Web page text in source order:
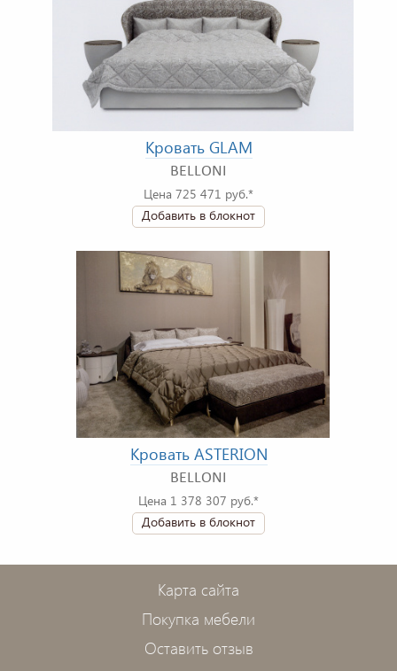
Кровать GLAM
BELLONI
Цена 725 471 руб.*
Добавить в блокнот
Кровать ASTERION
BELLONI
Цена 1 378 307 руб.*
Добавить в блокнот
Карта сайта
Покупка мебели
Оставить отзыв